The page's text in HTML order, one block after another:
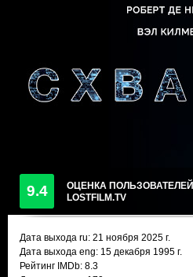
9.4
ОЦЕНКА ПОЛЬЗОВАТЕЛЕЙ
LOSTFILM.TV
Дата выхода ru: 21 ноября 2025 г.
Дата выхода eng: 15 декабря 1995 г.
Рейтинг IMDb: 8.3